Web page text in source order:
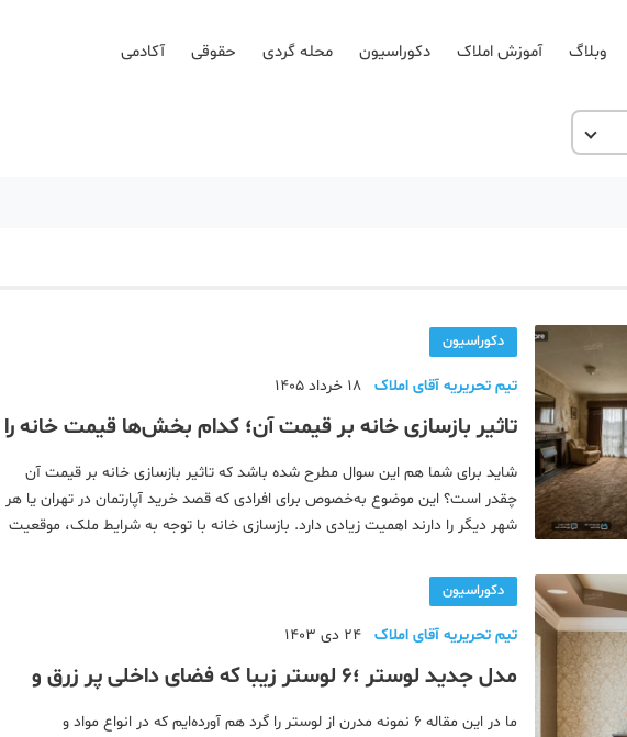
وبلاگ آموزش املاک دکوراسیون محله گردی حقوقی آکادمی
دکوراسیون
تیم تحریریه آقای املاک 18 خرداد 1405
تاثیر بازسازی خانه بر قیمت آن؛ کدام بخش‌ها قیمت خانه را
بیشتر بالا می‌برند؟
شاید برای شما هم این سوال مطرح شده باشد که تاثیر بازسازی خانه بر قیمت آن
چقدر است؟ این موضوع به‌خصوص برای افرادی که قصد خرید آپارتمان در تهران یا هر
شهر دیگر را دارند اهمیت زیادی دارد. بازسازی خانه با توجه به شرایط ملک، موقعیت
دکوراسیون
تیم تحریریه آقای املاک 24 دی 1403
مدل جدید لوستر ؛۶ لوستر زیبا که فضای داخلی پر زرق و
برق ایجاد می کندما در این مقاله ۶ نمونه مدرن از لوستر را گرد هم آورده‌ایم که در انواع مواد و